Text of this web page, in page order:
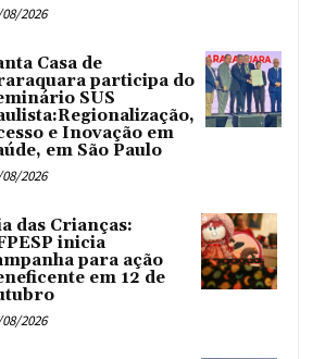
2026
Casa de
participa do
SUS
e Inovação em
em São Paulo
2026
das Crianças:
inicia
para ação
em 12 de
2026